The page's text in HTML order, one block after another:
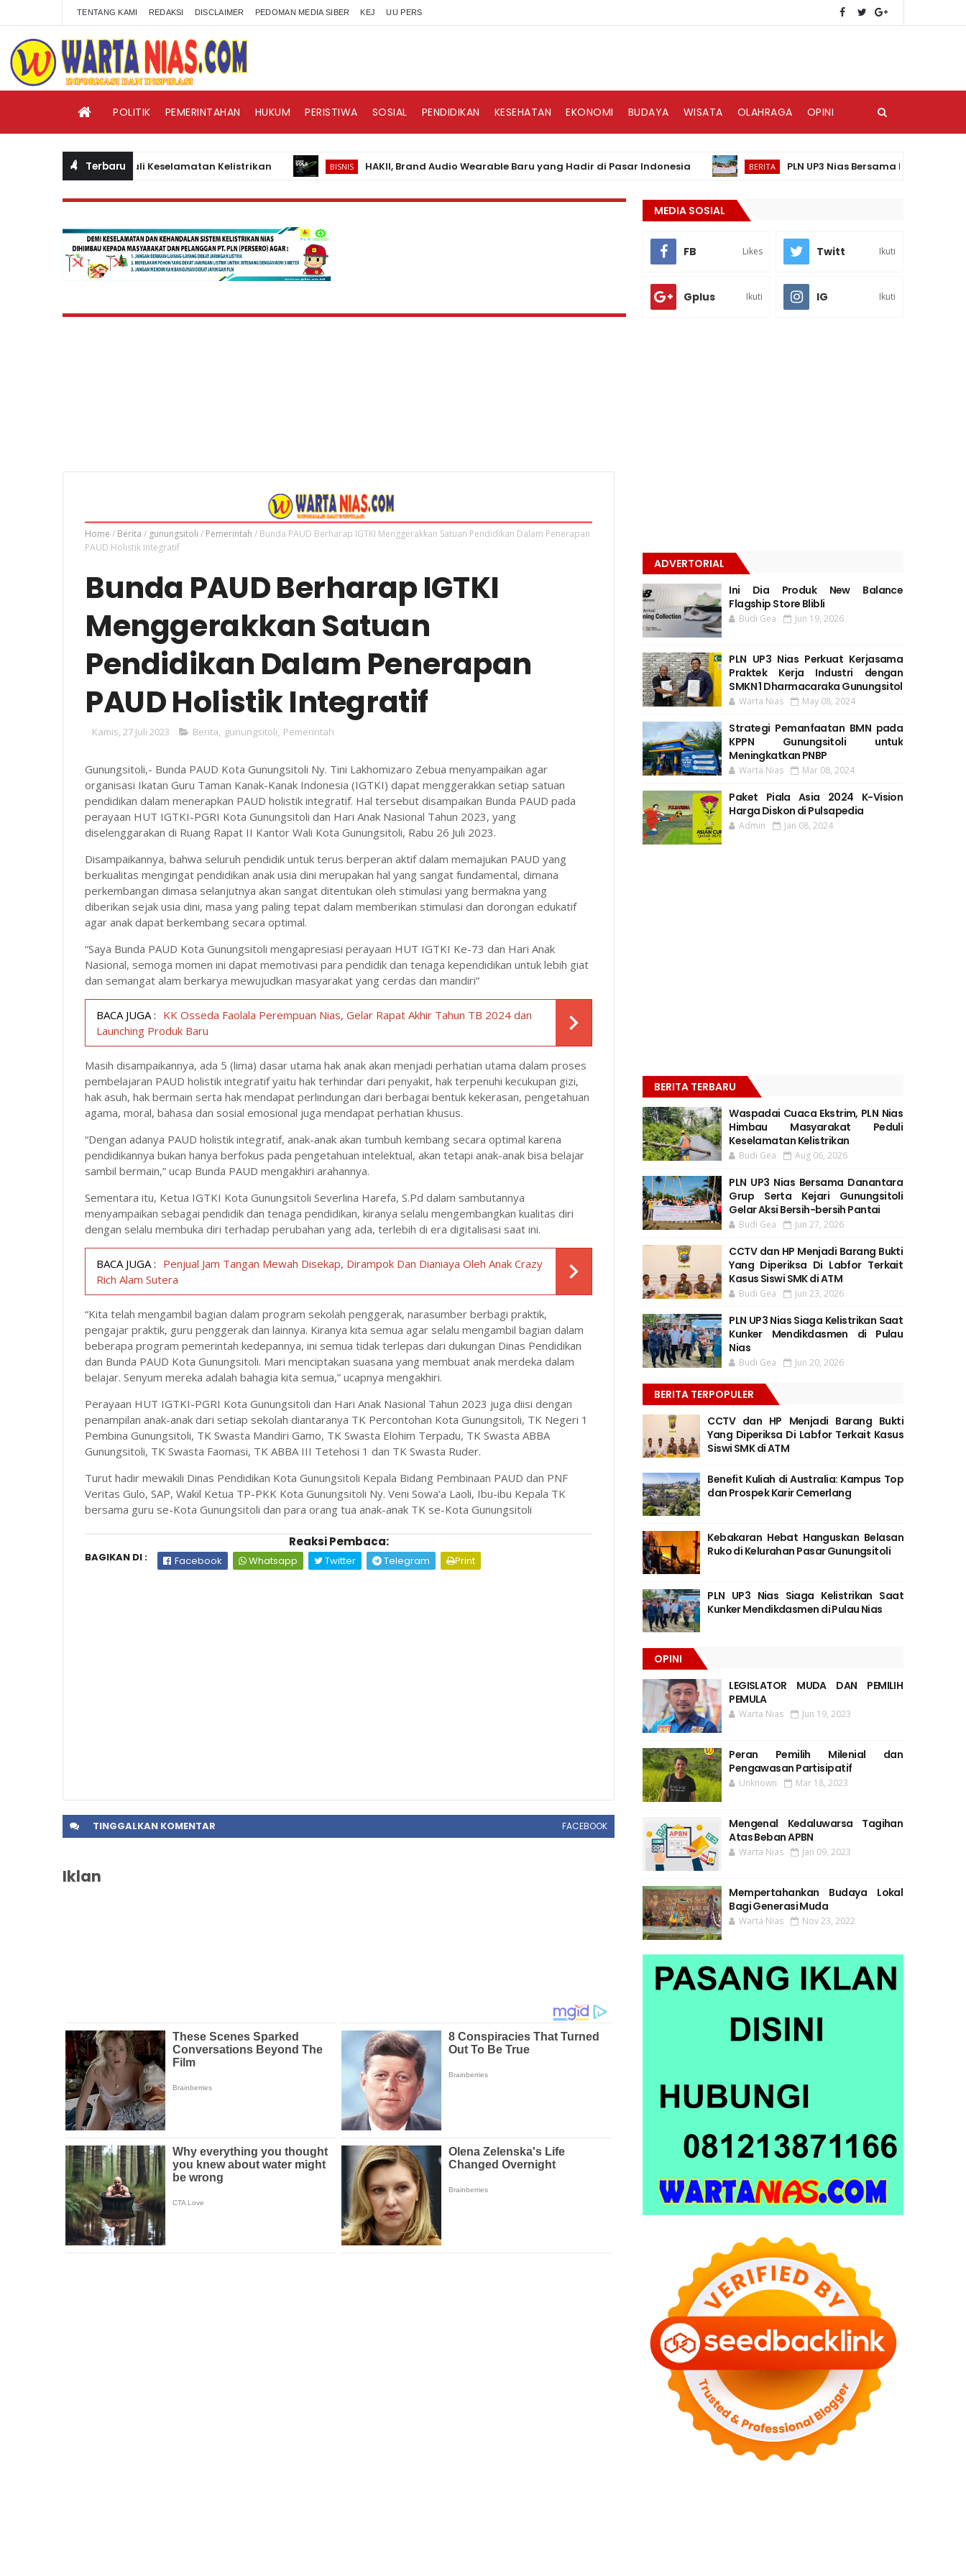
TENTANG KAMI REDAKSI DISCLAIMER PEDOMAN MEDIA SIBER KEJ UU PERS
POLITIK PEMERINTAHAN HUKUM PERISTIWA SOSIAL PENDIDIKAN KESEHATAN EKONOMI BUDAYA WISATA OLAHRAGA OPINI
Terbaru
Masyarakat Peduli Keselamatan Kelistrikan BISNIS HAKII, Brand Audio Wearable Baru yang Hadir di Pasar Indonesia BERITA PLN UP3 Nias Bersama Danantara Grup
Home / Berita / gunungsitoli / Pemerintah / Bunda PAUD Berharap IGTKI Menggerakkan Satuan Pendidikan Dalam Penerapan
PAUD Holistik Integratif
Bunda PAUD Berharap IGTKI
Menggerakkan Satuan
Pendidikan Dalam Penerapan
PAUD Holistik Integratif
Kamis, 27 Juli 2023 Berita gunungsitoli Pemerintah
Gunungsitoli,- Bunda PAUD Kota Gunungsitoli Ny. Tini Lakhomizaro Zebua menyampaikan agar
organisasi Ikatan Guru Taman Kanak-Kanak Indonesia (IGTKI) dapat menggerakkan setiap satuan
pendidikan dalam menerapkan PAUD holistik integratif. Hal tersebut disampaikan Bunda PAUD pada
perayaan HUT IGTKI-PGRI Kota Gunungsitoli dan Hari Anak Nasional Tahun 2023, yang
diselenggarakan di Ruang Rapat II Kantor Wali Kota Gunungsitoli, Rabu 26 Juli 2023.
Disampaikannya, bahwa seluruh pendidik untuk terus berperan aktif dalam memajukan PAUD yang
berkualitas mengingat pendidikan anak usia dini merupakan hal yang sangat fundamental, dimana
perkembangan dimasa selanjutnya akan sangat ditentukan oleh stimulasi yang bermakna yang
diberikan sejak usia dini, masa yang paling tepat dalam memberikan stimulasi dan dorongan edukatif
agar anak dapat berkembang secara optimal.
“Saya Bunda PAUD Kota Gunungsitoli mengapresiasi perayaan HUT IGTKI Ke-73 dan Hari Anak
Nasional, semoga momen ini dapat memotivasi para pendidik dan tenaga kependidikan untuk lebih giat
dan semangat alam berkarya mewujudkan masyarakat yang cerdas dan mandiri”
BACA JUGA : KK Osseda Faolala Perempuan Nias, Gelar Rapat Akhir Tahun TB 2024 dan
Launching Produk Baru
Masih disampaikannya, ada 5 (lima) dasar utama hak anak akan menjadi perhatian utama dalam proses
pembelajaran PAUD holistik integratif yaitu hak terhindar dari penyakit, hak terpenuhi kecukupan gizi,
hak asuh, hak bermain serta hak mendapat perlindungan dari berbagai bentuk kekerasan, pengetahuan
agama, moral, bahasa dan sosial emosional juga mendapat perhatian khusus.
“Dengan adanya PAUD holistik integratif, anak-anak akan tumbuh kembang secara optimal karena
pendidikannya bukan hanya berfokus pada pengetahuan intelektual, akan tetapi anak-anak bisa belajar
sambil bermain,” ucap Bunda PAUD mengakhiri arahannya.
Sementara itu, Ketua IGTKI Kota Gunungsitoli Severlina Harefa, S.Pd dalam sambutannya
menyampaikan sebagai pendidik dan tenaga pendidikan, kiranya selalu mengembangkan kualitas diri
dengan selalu membuka diri terhadap perubahan yang ada, terlebih di era digitalisasi saat ini.
BACA JUGA : Penjual Jam Tangan Mewah Disekap, Dirampok Dan Dianiaya Oleh Anak Crazy
Rich Alam Sutera
“Kita telah mengambil bagian dalam program sekolah penggerak, narasumber berbagi praktik,
pengajar praktik, guru penggerak dan lainnya. Kiranya kita semua agar selalu mengambil bagian dalam
beberapa program pemerintah kedepannya, ini semua tidak terlepas dari dukungan Dinas Pendidikan
dan Bunda PAUD Kota Gunungsitoli. Mari menciptakan suasana yang membuat anak merdeka dalam
belajar. Senyum mereka adalah bahagia kita semua,” ucapnya mengakhiri.
Perayaan HUT IGTKI-PGRI Kota Gunungsitoli dan Hari Anak Nasional Tahun 2023 juga diisi dengan
penampilan anak-anak dari setiap sekolah diantaranya TK Percontohan Kota Gunungsitoli, TK Negeri 1
Pembina Gunungsitoli, TK Swasta Mandiri Gamo, TK Swasta Elohim Terpadu, TK Swasta ABBA
Gunungsitoli, TK Swasta Faomasi, TK ABBA III Tetehosi 1 dan TK Swasta Ruder.
Turut hadir mewakili Dinas Pendidikan Kota Gunungsitoli Kepala Bidang Pembinaan PAUD dan PNF
Veritas Gulo, SAP, Wakil Ketua TP-PKK Kota Gunungsitoli Ny. Veni Sowa’a Laoli, Ibu-ibu Kepala TK
bersama guru se-Kota Gunungsitoli dan para orang tua anak-anak TK se-Kota Gunungsitoli
Reaksi Pembaca:
BAGIKAN DI : Facebook Whatsapp Twitter Telegram Print
TINGGALKAN KOMENTAR FACEBOOK
Iklan
MEDIA SOSIAL
FB Likes Twitt Ikuti
Gplus Ikuti IG Ikuti
ADVERTORIAL
Ini Dia Produk New Balance
Flagship Store Blibli
Budi Gea Jun 19, 2026
PLN UP3 Nias Perkuat Kerjasama
Praktek Kerja Industri dengan
SMKN 1 Dharmacaraka Gunungsitol
Warta Nias May 08, 2024
Strategi Pemanfaatan BMN pada
KPPN Gunungsitoli untuk
Meningkatkan PNBP
Warta Nias Mar 08, 2024
Paket Piala Asia 2024 K-Vision
Harga Diskon di Pulsapedia
Admin Jan 08, 2024
BERITA TERBARU
Waspadai Cuaca Ekstrim, PLN Nias
Himbau Masyarakat Peduli
Keselamatan Kelistrikan
Budi Gea Aug 06, 2026
PLN UP3 Nias Bersama Danantara
Grup Serta Kejari Gunungsitoli
Gelar Aksi Bersih-bersih Pantai
Budi Gea Jun 27, 2026
CCTV dan HP Menjadi Barang Bukti
Yang Diperiksa Di Labfor Terkait
Kasus Siswi SMK di ATM
Budi Gea Jun 23, 2026
PLN UP3 Nias Siaga Kelistrikan Saat
Kunker Mendikdasmen di Pulau
Nias
Budi Gea Jun 20, 2026
BERITA TERPOPULER
CCTV dan HP Menjadi Barang Bukti
Yang Diperiksa Di Labfor Terkait Kasus
Siswi SMK di ATM
Benefit Kuliah di Australia: Kampus Top
dan Prospek Karir Cemerlang
Kebakaran Hebat Hanguskan Belasan
Ruko di Kelurahan Pasar Gunungsitoli
PLN UP3 Nias Siaga Kelistrikan Saat
Kunker Mendikdasmen di Pulau Nias
OPINI
LEGISLATOR MUDA DAN PEMILIH
PEMULA
Warta Nias Jun 19, 2023
Peran Pemilih Milenial dan
Pengawasan Partisipatif
Unknown Mar 18, 2023
Mengenal Kedaluwarsa Tagihan
Atas Beban APBN
Warta Nias Jan 09, 2023
Mempertahankan Budaya Lokal
Bagi Generasi Muda
Warta Nias Nov 23, 2022